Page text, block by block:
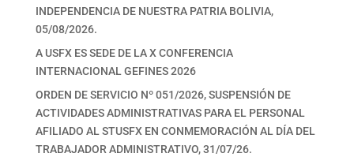
INDEPENDENCIA DE NUESTRA PATRIA BOLIVIA,
05/08/2026.
A USFX ES SEDE DE LA X CONFERENCIA
INTERNACIONAL GEFINES 2026
ORDEN DE SERVICIO Nº 051/2026, SUSPENSIÓN DE
ACTIVIDADES ADMINISTRATIVAS PARA EL PERSONAL
AFILIADO AL STUSFX EN CONMEMORACIÓN AL DÍA DEL
TRABAJADOR ADMINISTRATIVO, 31/07/26.